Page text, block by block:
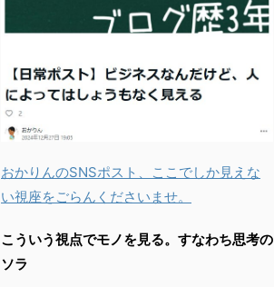
おかりんのSNSポスト、ここでしか見えな
い視座をごらんくださいませ。
こういう視点でモノを見る。すなわち思考の
ソラ